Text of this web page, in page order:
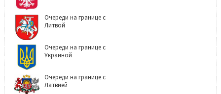
Очереди на границе с
Литвой
Очереди на границе с
Украиной
Очереди на границе с
Латвией